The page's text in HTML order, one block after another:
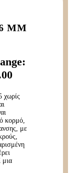
MM
χωρίς
κορμό,
με
μια